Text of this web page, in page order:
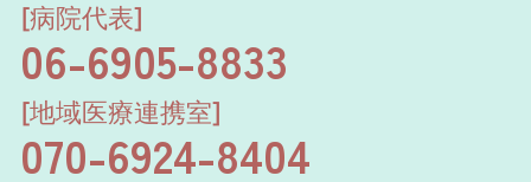
[病院代表]
06-6905-8833
[地域医療連携室]
070-6924-8404